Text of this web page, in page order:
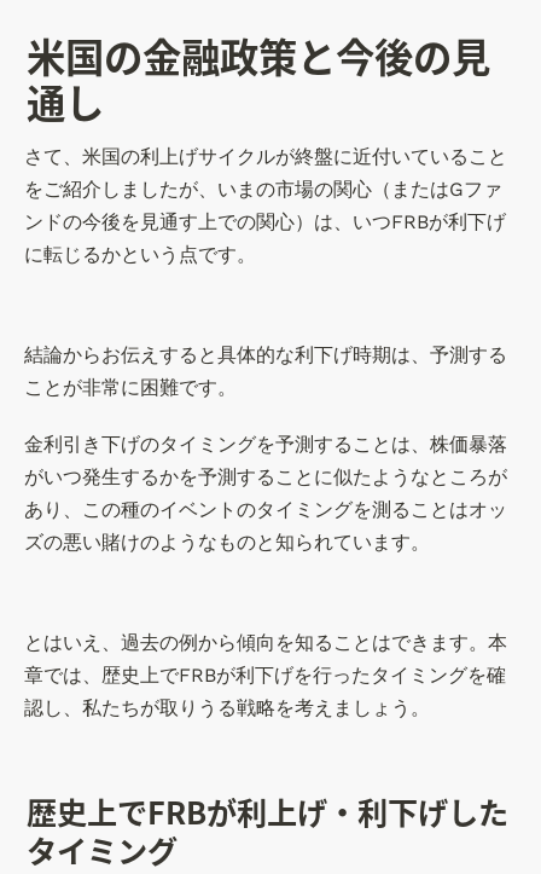
米国の金融政策と今後の見
通し
さて、米国の利上げサイクルが終盤に近付いていること
をご紹介しましたが、いまの市場の関心（またはGファ
ンドの今後を見通す上での関心）は、いつFRBが利下げ
に転じるかという点です。
結論からお伝えすると具体的な利下げ時期は、予測する
ことが非常に困難です。
金利引き下げのタイミングを予測することは、株価暴落
がいつ発生するかを予測することに似たようなところが
あり、この種のイベントのタイミングを測ることはオッ
ズの悪い賭けのようなものと知られています。
とはいえ、過去の例から傾向を知ることはできます。本
章では、歴史上でFRBが利下げを行ったタイミングを確
認し、私たちが取りうる戦略を考えましょう。
歴史上でFRBが利上げ・利下げした
タイミング